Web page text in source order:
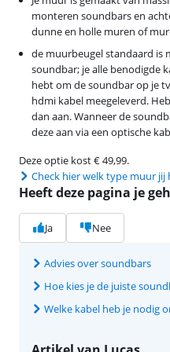
monteren soundbars en
dunne en holle muren of
de muurbeugel standaard is
soundbar; je alle benodigde
hebt om de soundbar op je
hdmi kabel meegeleverd.
dan aan. Wanneer de
deze aan via een optische
Deze optie kost € 49,99.
Check hier welk type muur jij
Heeft deze pagina je
Ja Nee
Advies over soundbars
Hoe kies je de juiste
Welke kabel heb je nodig